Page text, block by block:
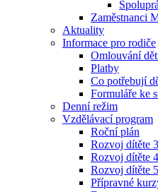
Zaměstnanci
Aktuality
Informace pro rodiče
Omlouvání
Platby
Co potřebují
Formuláře ke
Denní režim
Vzdělávací program
Roční plán
Rozvoj dítěte
Rozvoj dítěte
Rozvoj dítěte
Přípravné